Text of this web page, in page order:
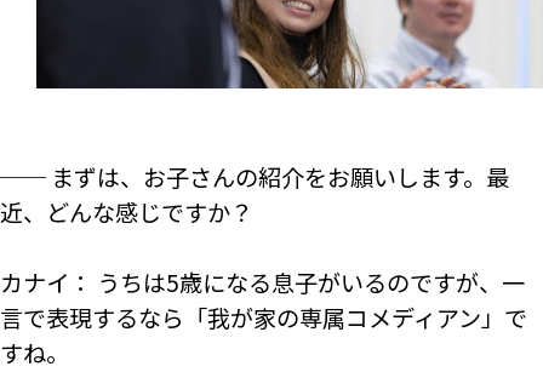
── まずは、お子さんの紹介をお願いします。最
近、どんな感じですか？
カナイ： うちは5歳になる息子がいるのですが、一
言で表現するなら「我が家の専属コメディアン」で
すね。